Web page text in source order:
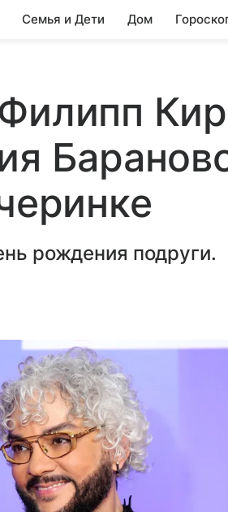
Семья и Дети Дом
рождения подруги.